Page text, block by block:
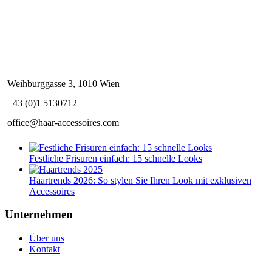
Weihburggasse 3, 1010 Wien
+43 (0)1 5130712
office@haar-accessoires.com
Festliche Frisuren einfach: 15 schnelle Looks
Haartrends 2026: So stylen Sie Ihren Look mit exklusiven
Accessoires
Unternehmen
Über uns
Kontakt